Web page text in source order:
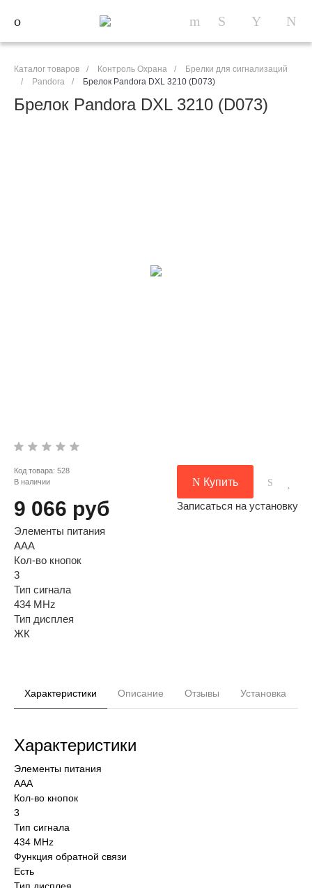
Каталог товаров / Контроль Охрана /
Брелки для сигнализаций
/
Pandora / Брелок Pandora DXL 3210 (D073)
Брелок Pandora DXL 3210 (D073)
Код товара: 528
В наличии
9 066 руб
Купить
Записаться на установку
Элементы питания
AAA
Кол-во кнопок
3
Тип сигнала
434 MHz
Тип дисплея
ЖК
Характеристики Описание Отзывы Установка
Характеристики
Элементы питания
AAA
Кол-во кнопок
3
Тип сигнала
434 MHz
Функция обратной связи
Есть